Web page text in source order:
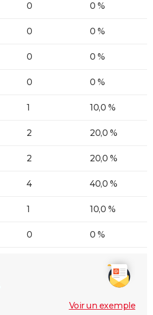
0 0 %
0 0 %
0 0 %
0 0 %
1 10,0 %
2 20,0 %
2 20,0 %
4 40,0 %
1 10,0 %
0 0 %
Voir un exemple